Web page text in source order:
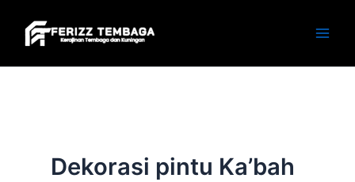
content
Dekorasi pintu Ka’bah